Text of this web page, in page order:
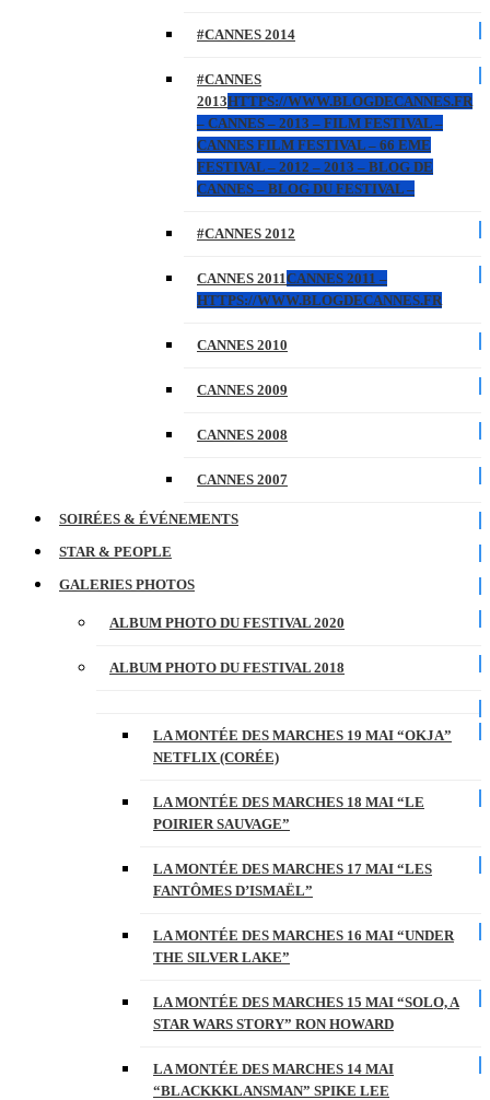
#CANNES 2014
#CANNES
2013HTTPS://WWW.BLOGDECANNES.FR
– CANNES – 2013 – FILM FESTIVAL –
CANNES FILM FESTIVAL – 66 EME
FESTIVAL – 2012 – 2013 – BLOG DE
CANNES – BLOG DU FESTIVAL –
#CANNES 2012
CANNES 2011CANNES 2011 –
HTTPS://WWW.BLOGDECANNES.FR
CANNES 2010
CANNES 2009
CANNES 2008
CANNES 2007
SOIRÉES & ÉVÉNEMENTS
STAR & PEOPLE
GALERIES PHOTOS
ALBUM PHOTO DU FESTIVAL 2020
ALBUM PHOTO DU FESTIVAL 2018
LA MONTÉE DES MARCHES 19 MAI “OKJA”
NETFLIX (CORÉE)
LA MONTÉE DES MARCHES 18 MAI “LE
POIRIER SAUVAGE”
LA MONTÉE DES MARCHES 17 MAI “LES
FANTÔMES D’ISMAËL”
LA MONTÉE DES MARCHES 16 MAI “UNDER
THE SILVER LAKE”
LA MONTÉE DES MARCHES 15 MAI “SOLO, A
STAR WARS STORY” RON HOWARD
LA MONTÉE DES MARCHES 14 MAI
“BLACKKKLANSMAN” SPIKE LEE